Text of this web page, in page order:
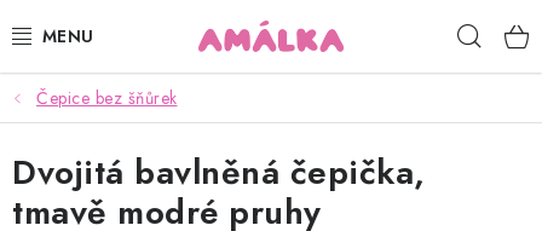
na
KOJENECKÉ, DĚTSKÉ OBLEČENÍ
ČEPICE, RUKAVICE, NÁKRČNÍKY
Čepice bez šňůrek
Dvojitá bavlněná čepička,
tmavě modré pruhy